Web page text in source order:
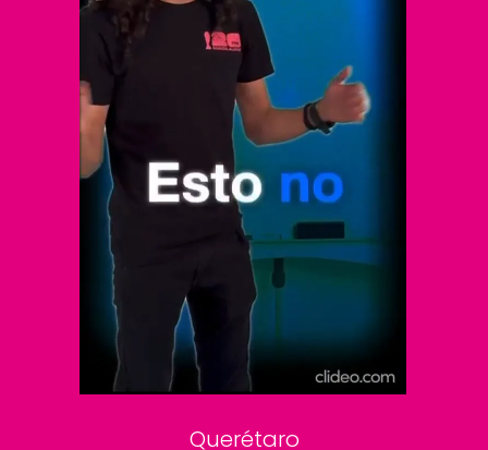
El Universal
Vive USA
Clase
De 10 sports
DeDinero
Confabulario
Aviso Oportuno
Consultas
Querétaro